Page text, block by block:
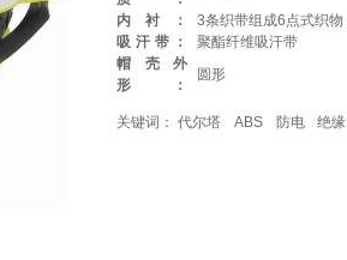
内衬：
3条织带组成6点式织物
吸汗带：
聚酯纤维吸汗带
帽壳外
形：
圆形
关键词：代尔塔 ABS 防电 绝缘